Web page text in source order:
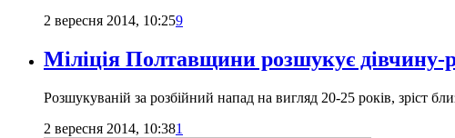
2 вересня 2014, 10:259
Міліція Полтавщини розшукує дівчину-
Розшукуваній за розбійний напад на вигляд 20-25 років, зріст
2 вересня 2014, 10:381